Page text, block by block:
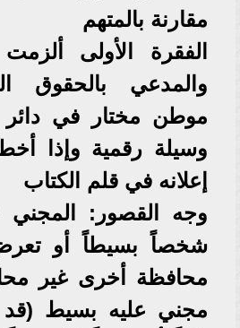
مقارنة بالمتهم
الفقرة الأولى
والمدعي بالحقوق
موطن مختار في دائر
وسيلة رقمية وإذا
إعلانه في قلم الكتاب
وجه القصور: المجني
شخصاً بسيطاً أو
محافظة أخرى غير محل
مجني عليه بسيط (قد